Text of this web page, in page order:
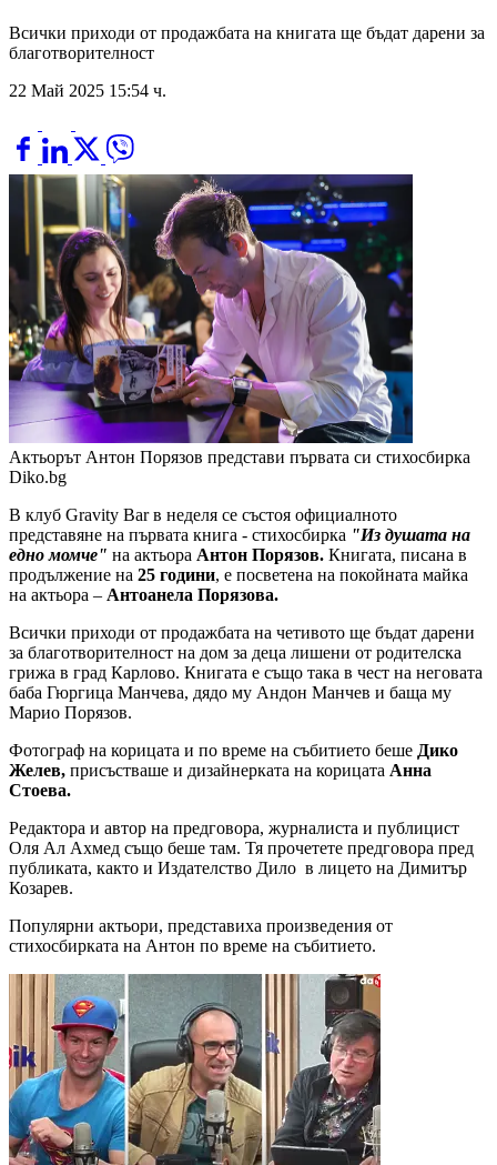
Всички приходи от продажбата на книгата ще бъдат дарени за
благотворителност
22 Май 2025 15:54 ч.
Актьорът Антон Порязов представи първата си стихосбирка
Diko.bg
В клуб Gravity Bar в неделя се състоя официалното
представяне на първата книга - стихосбирка "Из душата на
едно момче" на актьора Антон Порязов. Книгата, писана в
продължение на 25 години, е посветена на покойната майка
на актьора – Антоанела Порязова.
Всички приходи от продажбата на четивото ще бъдат дарени
за благотворителност на дом за деца лишени от родителска
грижа в град Карлово. Книгата е също така в чест на неговата
баба Гюргица Манчева, дядо му Андон Манчев и баща му
Марио Порязов.
Фотограф на корицата и по време на събитието беше Дико
Желев, присъстваше и дизайнерката на корицата Анна
Стоева.
Редактора и автор на предговора, журналиста и публицист
Оля Ал Ахмед също беше там. Тя прочетете предговора пред
публиката, както и Издателство Дило в лицето на Димитър
Козарев.
Популярни актьори, представиха произведения от
стихосбирката на Антон по време на събитието.